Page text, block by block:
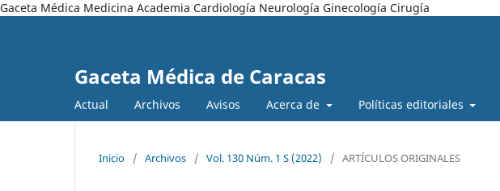
Gaceta Médica Medicina Academia Cardiología Neurología Ginecología Cirugía
Gaceta Médica de Caracas
Actual Archivos Avisos Acerca de Políticas editoriales
Inicio / Archivos / Vol. 130 Núm. 1 S (2022) / ARTÍCULOS ORIGINALES